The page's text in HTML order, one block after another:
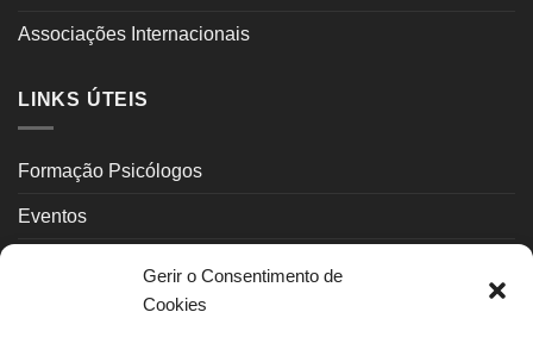
Gerir o Consentimento de
Cookies
Associações Internacionais
LINKS ÚTEIS
Formação Psicólogos
Eventos